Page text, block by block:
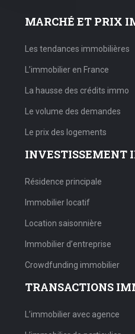
MARCHÉ ET PRIX
Les tendances immobilières
L’immobilier en France
La hausse des crédits immo
Le volume des demandes
Le prix des logements
INVESTISSEMENT
Résidence principale
Immobilier locatif
Location saisonnière
Immobilier d’entreprise
Crowdfunding immobilier
TRANSACTIONS
L’immobilier avec agence